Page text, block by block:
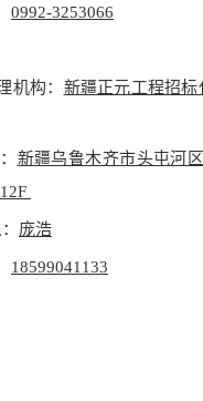
0992-3253066
机构： 新疆正元工程招
新疆乌鲁木齐市头屯河
庞浩
18599041133